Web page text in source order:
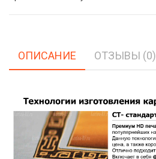
ОПИСАНИЕ ОТЗЫВЫ (0)